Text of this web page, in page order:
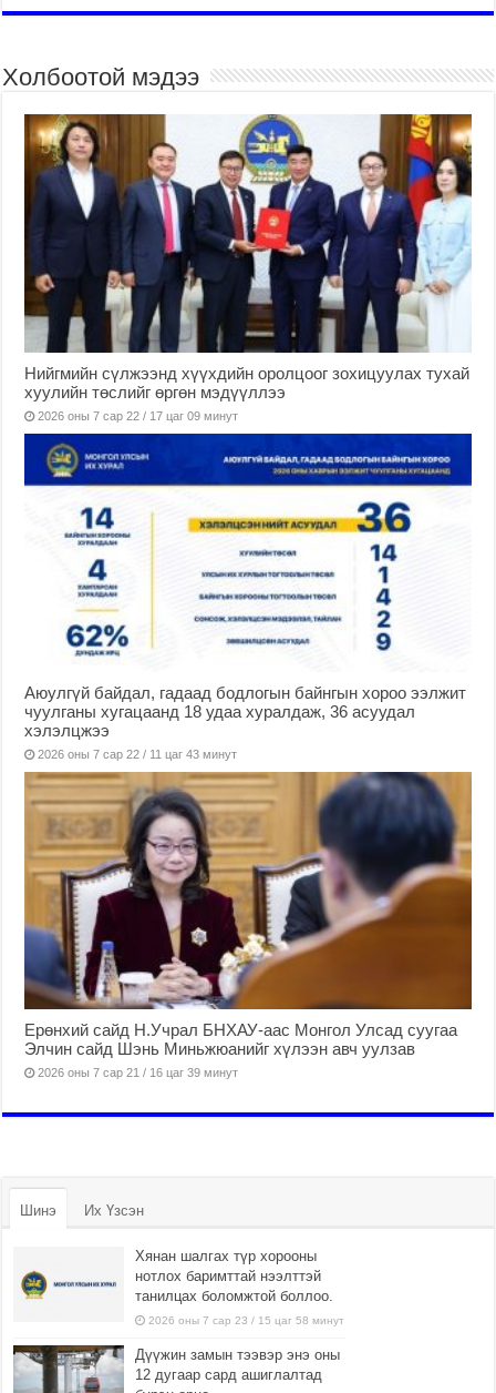
Холбоотой мэдээ
Нийгмийн сүлжээнд хүүхдийн оролцоог зохицуулах тухай
хуулийн төслийг өргөн мэдүүллээ
2026 оны 7 сар 22 / 17 цаг 09 минут
Аюулгүй байдал, гадаад бодлогын байнгын хороо ээлжит
чуулганы хугацаанд 18 удаа хуралдаж, 36 асуудал
хэлэлцжээ
2026 оны 7 сар 22 / 11 цаг 43 минут
Ерөнхий сайд Н.Учрал БНХАУ-аас Монгол Улсад суугаа
Элчин сайд Шэнь Миньжюанийг хүлээн авч уулзав
2026 оны 7 сар 21 / 16 цаг 39 минут
Шинэ Их Үзсэн
Хянан шалгах түр хорооны
нотлох баримттай нээлттэй
танилцах боломжтой боллоо.
2026 оны 7 сар 23 / 15 цаг 58 минут
Дүүжин замын тээвэр энэ оны
12 дугаар сард ашиглалтад